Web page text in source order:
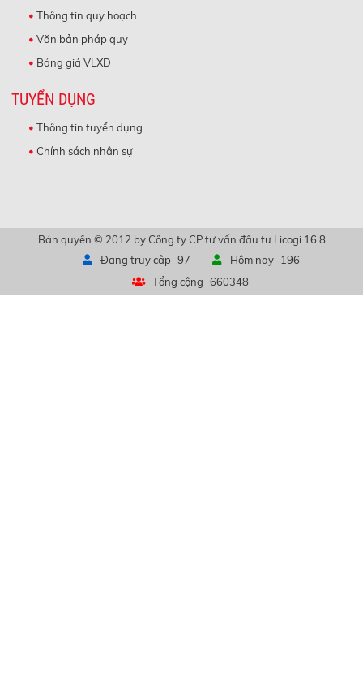
Thông tin quy hoạch
Văn bản pháp quy
Bảng giá VLXD
TUYỂN DỤNG
Thông tin tuyển dụng
Chính sách nhân sự
Bản quyền © 2012 by Công ty CP tư vấn đầu tư Licogi 16.8
Đang truy cập 97 Hôm nay
196
Tổng cộng 660348